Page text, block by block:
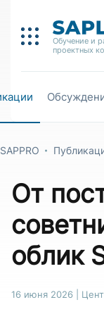
Обучение и
проектных
SAPPRO
От
облик
16 июня 2026